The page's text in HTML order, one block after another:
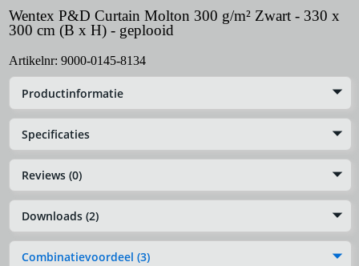
Wentex P&D Curtain Molton 300 g/m² Zwart - 330 x
300 cm (B x H) - geplooid
Artikelnr: 9000-0145-8134
Productinformatie
Specificaties
Reviews (0)
Downloads (2)
Combinatievoordeel (3)